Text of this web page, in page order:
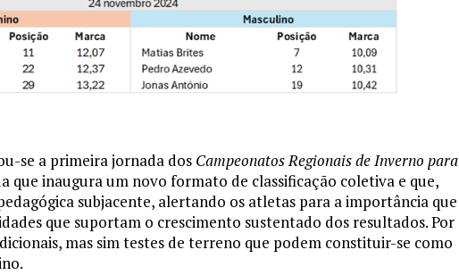
se a primeira jornada dos Campeonatos Regionais de Inverno para
que inaugura um novo formato de classificação coletiva e que,
subjacente, alertando os atletas para a importância que
que suportam o crescimento sustentado dos resultados. Por
mas sim testes de terreno que podem constituir-se como